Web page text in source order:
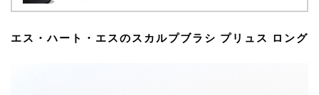
エス・ハート・エスのスカルプブラシ プリュス ロング